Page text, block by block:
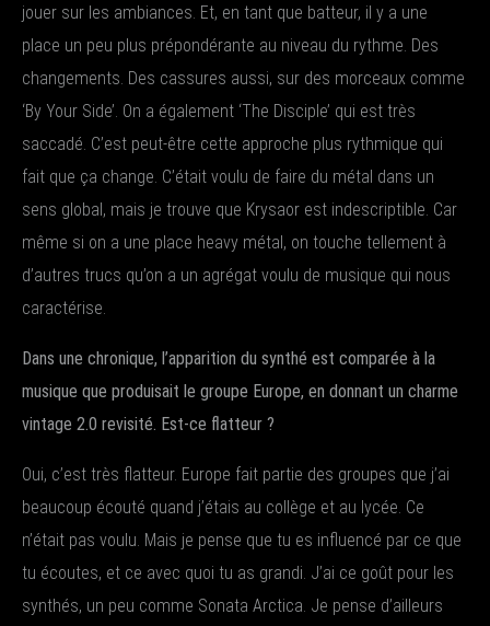
jouer sur les ambiances. Et, en tant que batteur, il y a une
place un peu plus prépondérante au niveau du rythme. Des
changements. Des cassures aussi, sur des morceaux comme
‘By Your Side’. On a également ‘The Disciple’ qui est très
saccadé. C’est peut-être cette approche plus rythmique qui
fait que ça change. C’était voulu de faire du métal dans un
sens global, mais je trouve que Krysaor est indescriptible. Car
même si on a une place heavy métal, on touche tellement à
d’autres trucs qu’on a un agrégat voulu de musique qui nous
caractérise.
Dans une chronique, l’apparition du synthé est comparée à la
musique que produisait le groupe Europe, en donnant un charme
vintage 2.0 revisité. Est-ce flatteur ?
Oui, c’est très flatteur. Europe fait partie des groupes que j’ai
beaucoup écouté quand j’étais au collège et au lycée. Ce
n’était pas voulu. Mais je pense que tu es influencé par ce que
tu écoutes, et ce avec quoi tu as grandi. J’ai ce goût pour les
synthés, un peu comme Sonata Arctica. Je pense d’ailleurs